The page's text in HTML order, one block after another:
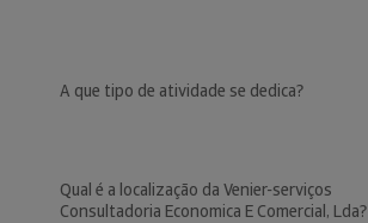
A que tipo de atividade se dedica?
Qual é a localização da Venier-serviços
Consultadoria Economica E Comercial, Lda?